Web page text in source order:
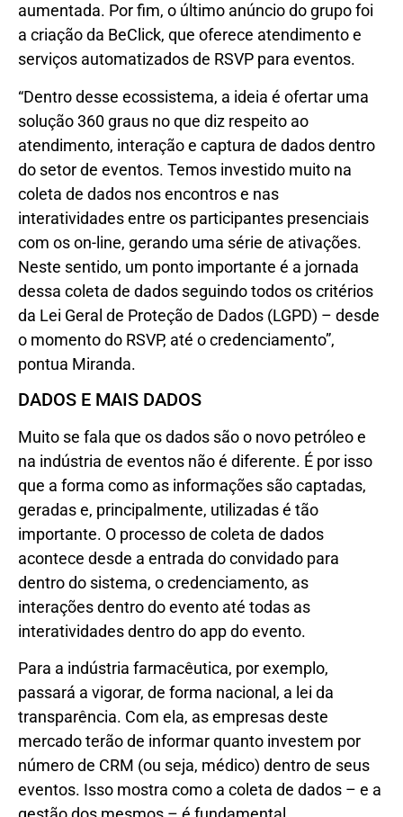
aumentada. Por fim, o último anúncio do grupo foi
a criação da BeClick, que oferece atendimento e
serviços automatizados de RSVP para eventos.
“Dentro desse ecossistema, a ideia é ofertar uma
solução 360 graus no que diz respeito ao
atendimento, interação e captura de dados dentro
do setor de eventos. Temos investido muito na
coleta de dados nos encontros e nas
interatividades entre os participantes presenciais
com os on-line, gerando uma série de ativações.
Neste sentido, um ponto importante é a jornada
dessa coleta de dados seguindo todos os critérios
da Lei Geral de Proteção de Dados (LGPD) – desde
o momento do RSVP, até o credenciamento”,
pontua Miranda.
DADOS E MAIS DADOS
Muito se fala que os dados são o novo petróleo e
na indústria de eventos não é diferente. É por isso
que a forma como as informações são captadas,
geradas e, principalmente, utilizadas é tão
importante. O processo de coleta de dados
acontece desde a entrada do convidado para
dentro do sistema, o credenciamento, as
interações dentro do evento até todas as
interatividades dentro do app do evento.
Para a indústria farmacêutica, por exemplo,
passará a vigorar, de forma nacional, a lei da
transparência. Com ela, as empresas deste
mercado terão de informar quanto investem por
número de CRM (ou seja, médico) dentro de seus
eventos. Isso mostra como a coleta de dados – e a